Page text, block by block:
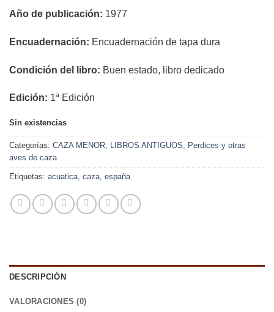
Año de publicación: 1977
Encuadernación: Encuadernación de tapa dura
Condición del libro: Buen estado, libro dedicado
Edición: 1ª Edición
Sin existencias
Categorías: CAZA MENOR, LIBROS ANTIGUOS, Perdices y otras
aves de caza
Etiquetas: acuatica, caza, españa
DESCRIPCIÓN
VALORACIONES (0)